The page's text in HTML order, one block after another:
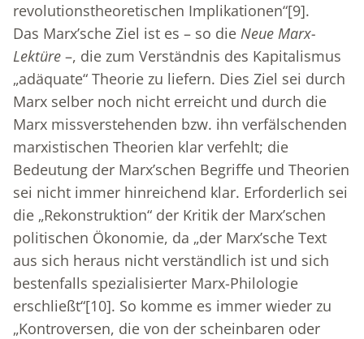
revolutionstheoretischen Implikationen“[9].
Das Marx’sche Ziel ist es – so die Neue Marx-
Lektüre –, die zum Verständnis des Kapitalismus
„adäquate“ Theorie zu liefern. Dies Ziel sei durch
Marx selber noch nicht erreicht und durch die
Marx missverstehenden bzw. ihn verfälschenden
marxistischen Theorien klar verfehlt; die
Bedeutung der Marx’schen Begriffe und Theorien
sei nicht immer hinreichend klar. Erforderlich sei
die „Rekonstruktion“ der Kritik der Marx’schen
politischen Ökonomie, da „der Marx’sche Text
aus sich heraus nicht verständlich ist und sich
bestenfalls spezialisierter Marx-Philologie
erschließt“[10]. So komme es immer wieder zu
„Kontroversen, die von der scheinbaren oder